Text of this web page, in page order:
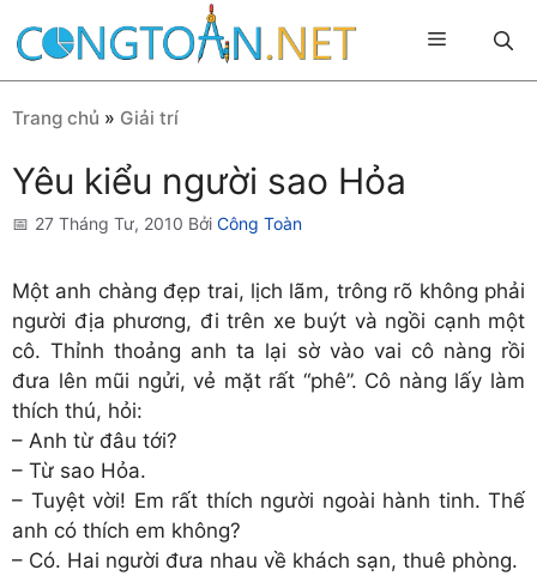
đến
Menu
Trang chủ » Giải trí
Yêu kiểu người sao Hỏa
27 Tháng Tư, 2010 Bởi Công Toàn
Một anh chàng đẹp trai, lịch lãm, trông rõ không phải
người địa phương, đi trên xe buýt và ngồi cạnh một
cô. Thỉnh thoảng anh ta lại sờ vào vai cô nàng rồi
đưa lên mũi ngửi, vẻ mặt rất “phê”. Cô nàng lấy làm
thích thú, hỏi:
– Anh từ đâu tới?
– Từ sao Hỏa.
– Tuyệt vời! Em rất thích người ngoài hành tinh. Thế
anh có thích em không?
– Có. Hai người đưa nhau về khách sạn, thuê phòng.